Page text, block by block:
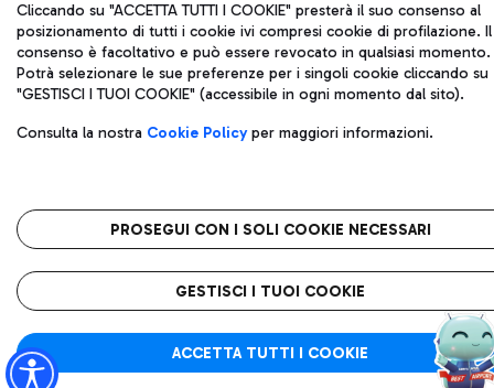
Cliccando su "ACCETTA TUTTI I COOKIE" presterà il suo consenso al
posizionamento di tutti i cookie ivi compresi cookie di profilazione. Il
consenso è facoltativo e può essere revocato in qualsiasi momento.
Potrà selezionare le sue preferenze per i singoli cookie cliccando su
"GESTISCI I TUOI COOKIE" (accessibile in ogni momento dal sito).
Consulta la nostra Cookie Policyper maggiori informazioni.
PROSEGUI CON I SOLI COOKIE NECESSARI
GESTISCI I TUOI COOKIE
ACCETTA TUTTI I COOKIE